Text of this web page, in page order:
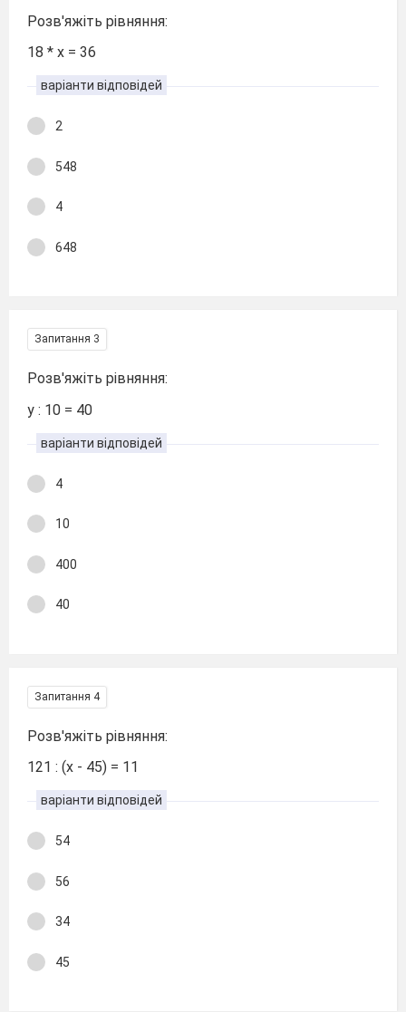
Розв'яжіть рівняння:
18 * х = 36
варіанти відповідей
2
548
4
648
Запитання 3
Розв'яжіть рівняння:
у : 10 = 40
варіанти відповідей
4
10
400
40
Запитання 4
Розв'яжіть рівняння:
121 : (х - 45) = 11
варіанти відповідей
54
56
34
45